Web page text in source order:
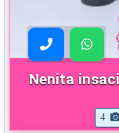
Nenita insaciable siempre dispuesta a una
4